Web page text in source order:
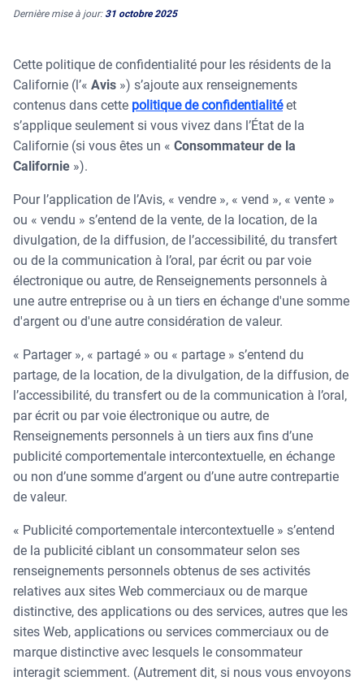
retail
Gestion du contenu et du réseau
Broadsign Direct
Opérations statiques
Broadsign Ayuda
Campagnes programmatiques
Broadsign Reach
Broadsign Publish
Dernière mise à jour: 31 octobre 2025
Cette politique de confidentialité pour les résidents de la
Californie (l’« Avis ») s’ajoute aux renseignements
contenus dans cette politique de confidentialité et
s’applique seulement si vous vivez dans l’État de la
Californie (si vous êtes un « Consommateur de la
Californie »).
Pour l’application de l’Avis, « vendre », « vend », « vente »
ou « vendu » s’entend de la vente, de la location, de la
divulgation, de la diffusion, de l’accessibilité, du transfert
ou de la communication à l’oral, par écrit ou par voie
électronique ou autre, de Renseignements personnels à
une autre entreprise ou à un tiers en échange d'une somme
d'argent ou d'une autre considération de valeur.
« Partager », « partagé » ou « partage » s’entend du
partage, de la location, de la divulgation, de la diffusion, de
l’accessibilité, du transfert ou de la communication à l’oral,
par écrit ou par voie électronique ou autre, de
Renseignements personnels à un tiers aux fins d’une
publicité comportementale intercontextuelle, en échange
ou non d’une somme d’argent ou d’une autre contrepartie
de valeur.
« Publicité comportementale intercontextuelle » s’entend
de la publicité ciblant un consommateur selon ses
renseignements personnels obtenus de ses activités
relatives aux sites Web commerciaux ou de marque
distinctive, des applications ou des services, autres que les
sites Web, applications ou services commerciaux ou de
marque distinctive avec lesquels le consommateur
interagit sciemment. (Autrement dit, si nous vous envoyons